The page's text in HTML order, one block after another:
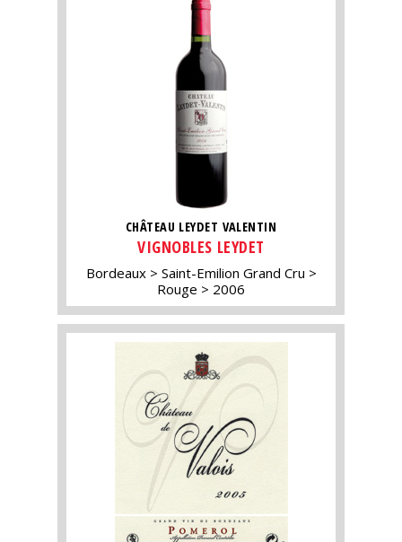
CHÂTEAU LEYDET VALENTIN
VIGNOBLES LEYDET
Bordeaux
Saint-Emilion Grand Cru
Rouge
2006